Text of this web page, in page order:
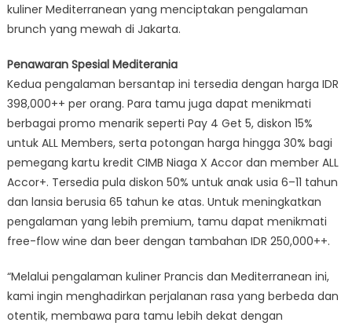
kuliner Mediterranean yang menciptakan pengalaman
brunch yang mewah di Jakarta.
Penawaran Spesial Mediterania
Kedua pengalaman bersantap ini tersedia dengan harga IDR
398,000++ per orang. Para tamu juga dapat menikmati
berbagai promo menarik seperti Pay 4 Get 5, diskon 15%
untuk ALL Members, serta potongan harga hingga 30% bagi
pemegang kartu kredit CIMB Niaga X Accor dan member ALL
Accor+. Tersedia pula diskon 50% untuk anak usia 6–11 tahun
dan lansia berusia 65 tahun ke atas. Untuk meningkatkan
pengalaman yang lebih premium, tamu dapat menikmati
free-flow wine dan beer dengan tambahan IDR 250,000++.
“Melalui pengalaman kuliner Prancis dan Mediterranean ini,
kami ingin menghadirkan perjalanan rasa yang berbeda dan
otentik, membawa para tamu lebih dekat dengan